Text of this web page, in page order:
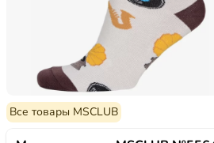
Все товары MSCLUB